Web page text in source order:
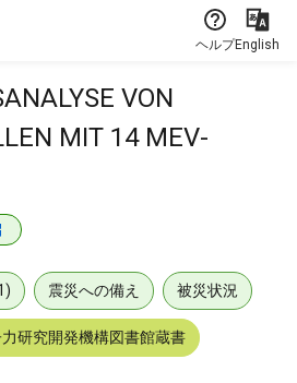
ヘルプEnglish
VON
MIT 14 MEV-
震災への備え 被災状況
研究開発機構図書館蔵書